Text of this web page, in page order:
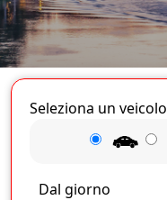
Seleziona un veicolo
Dal giorno